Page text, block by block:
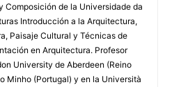
Composición de la Universidade da
Introducción a la Arquitectura,
Paisaje Cultural y Técnicas de
en Arquitectura. Profesor
University de Aberdeen (Reino
Minho (Portugal) y en la Università